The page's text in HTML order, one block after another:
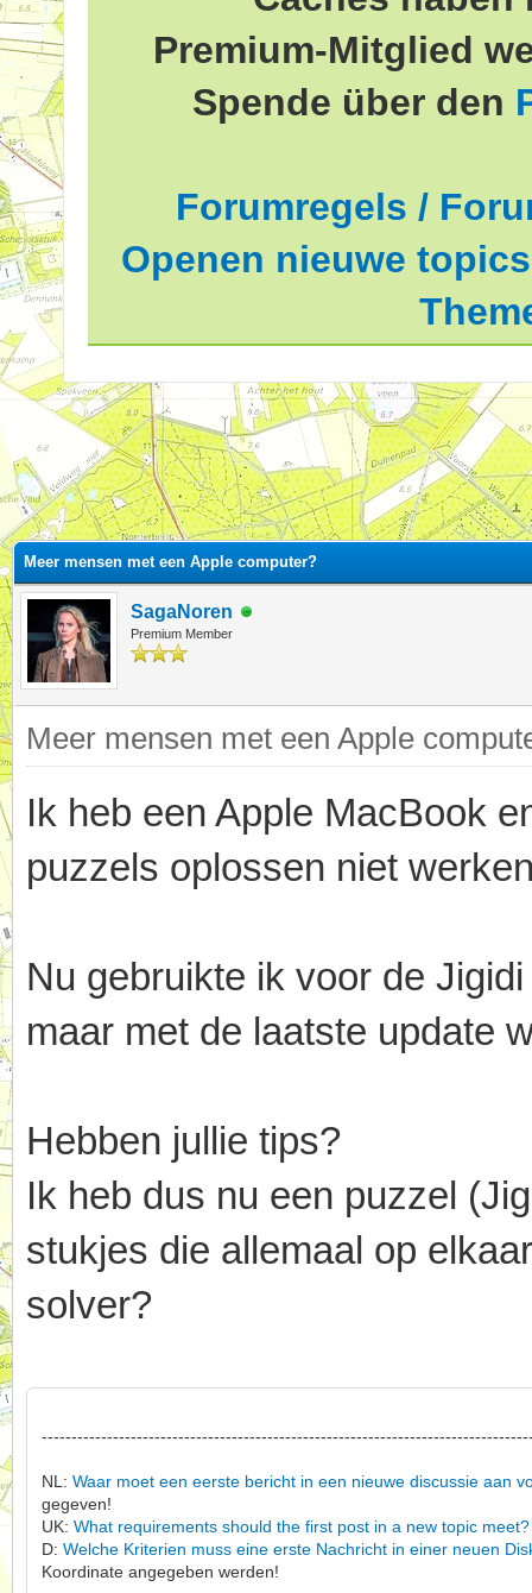
Premium-Mitglied
Spende über den
Forumregels /
Openen nieuwe
waardering is 2.78
Meer mensen met een Apple computer?
SagaNoren
Premium Member
Meer mensen met een Apple
Ik heb een Apple MacBook
puzzels oplossen niet
Nu gebruikte ik voor de
maar met de laatste update
Hebben jullie tips?
Ik heb dus nu een puzzel
stukjes die allemaal op
solver?
NL: Waar moet een eerste bericht in een nieuwe discussie aan
gegeven!
UK: What requirements should the first post in a new topic meet?
D: Welche Kriterien muss eine erste Nachricht in einer neuen
Koordinate angegeben werden!